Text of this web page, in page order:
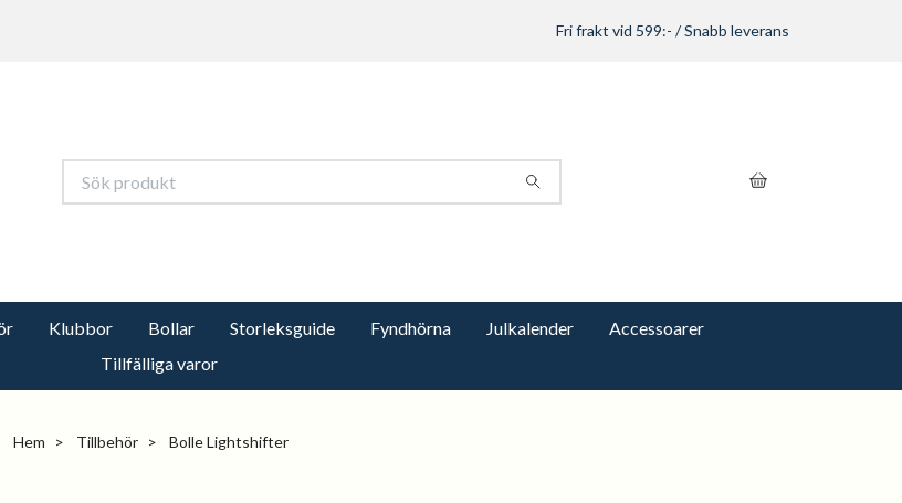
Fri frakt vid 599:- / Snabb leverans
Klubbor Bollar Storleksguide Fyndhörna Julkalender
Accessoarer
Tillfälliga varor
Hem Tillbehör Bolle Lightshifter